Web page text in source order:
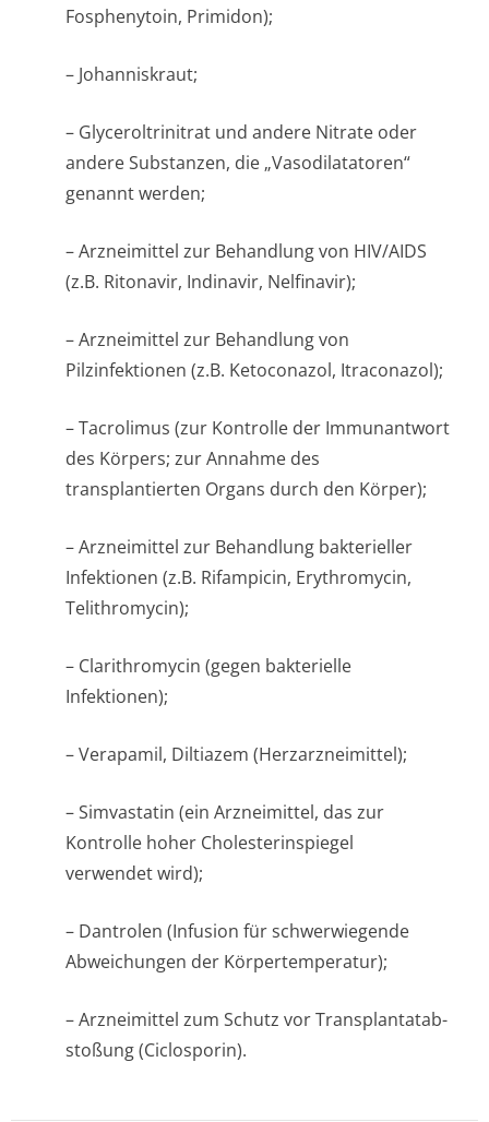
Fosphenytoin, Primidon);
– Johanniskraut;
– Glyceroltrinitrat und andere Nitrate oder
andere Substanzen, die „Vasodilatatoren“
genannt werden;
– Arzneimittel zur Behandlung von HIV/AIDS
(z.B. Ritonavir, Indinavir, Nelfinavir);
– Arzneimittel zur Behandlung von
Pilzinfektionen (z.B. Ketoconazol, Itraconazol);
– Tacrolimus (zur Kontrolle der Immunantwort
des Körpers; zur Annahme des
transplantierten Organs durch den Körper);
– Arzneimittel zur Behandlung bakterieller
Infektionen (z.B. Rifampicin, Erythromycin,
Telithromycin);
– Clarithromycin (gegen bakterielle
Infektionen);
– Verapamil, Diltiazem (Herzarzneimittel);
– Simvastatin (ein Arzneimittel, das zur
Kontrolle hoher Cholesterinspiegel
verwendet wird);
– Dantrolen (Infusion für schwerwiegende
Abweichungen der Körpertemperatur);
– Arzneimittel zum Schutz vor Transplantatab­
stoßung (Ciclosporin).